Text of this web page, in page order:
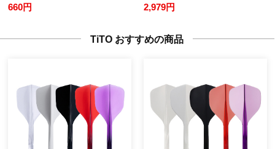
660円 2,979円
TiTO おすすめの商品